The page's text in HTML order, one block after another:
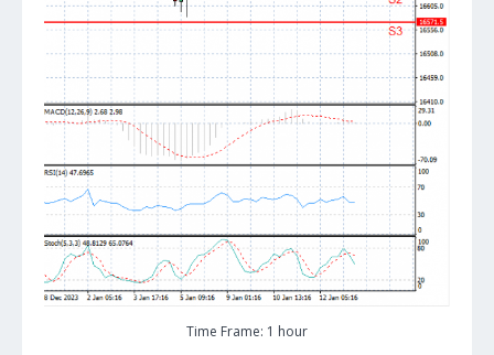
Time Frame: 1 hour